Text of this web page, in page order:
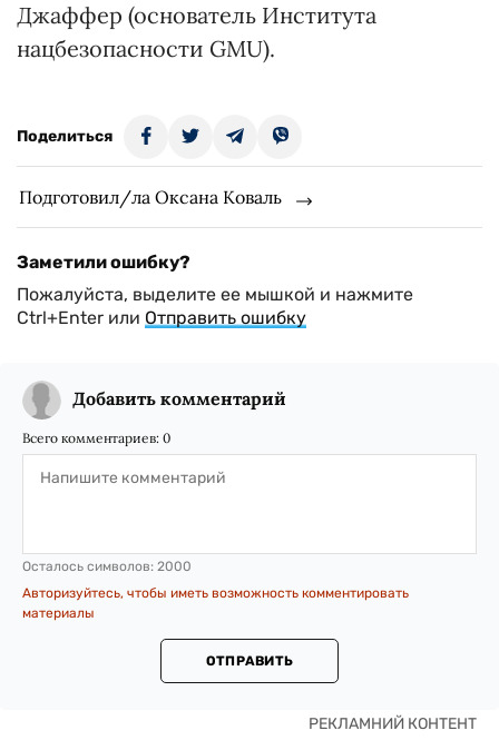
Джаффер (основатель Института
нацбезопасности GMU).
Поделиться
Подготовил/ла Оксана Коваль
Заметили ошибку?
Пожалуйста, выделите ее мышкой и нажмите
Ctrl+Enter или Отправить ошибку
Добавить комментарий
Всего комментариев: 0
Осталось символов: 2000
Авторизуйтесь, чтобы иметь возможность комментировать
материалы
ОТПРАВИТЬ